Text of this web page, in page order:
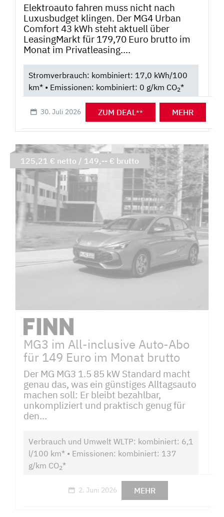
Elektroauto fahren muss nicht nach
Luxusbudget klingen. Der MG4 Urban
Comfort 43 kWh steht aktuell über
LeasingMarkt für 179,70 Euro brutto im
Monat im Privatleasing....
Stromverbrauch: kombiniert: 17,0 kWh/100
km* • Emissionen: kombiniert: 0 g/km CO2*
30. Juli 2026 ZUM DEAL** MEHR
MG3 im All-inclusive Auto-Abo
für 149 Euro im Monat brutto
Der MG MG3 1.5 85 kW Standard macht
genau das, was ein günstiges Alltagsauto
machen soll: Er bleibt bezahlbar,
unkompliziert und praktisch genug für
den...
Verbrauch und Umwelt WLTP: kombiniert: 6,1
l/100 km* • Emissionen: kombiniert: 137
g/km CO2*
2. Juni 2026 MEHR
125,21 € netto / 149,-- € brutto